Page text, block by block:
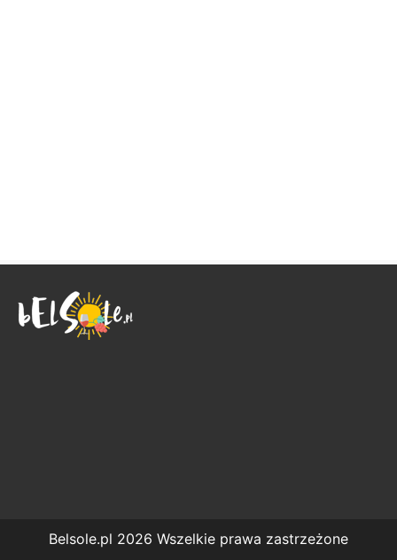
Belsole.pl 2026 Wszelkie prawa zastrzeżone